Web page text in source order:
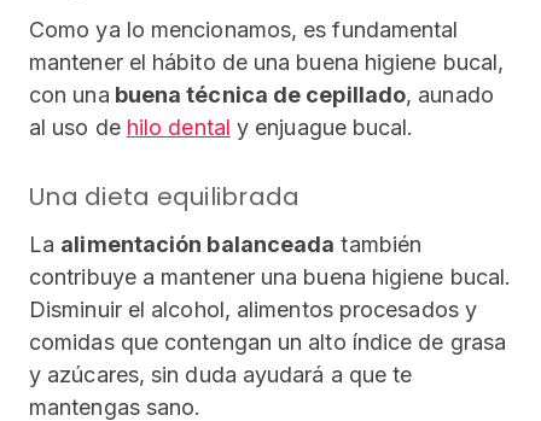
Como ya lo mencionamos, es fundamental
mantener el hábito de una buena higiene bucal,
con una buena técnica de cepillado, aunado
al uso de hilo dental y enjuague bucal.
Una dieta equilibrada
La alimentación balanceada también
contribuye a mantener una buena higiene bucal.
Disminuir el alcohol, alimentos procesados y
comidas que contengan un alto índice de grasa
y azúcares, sin duda ayudará a que te
mantengas sano.